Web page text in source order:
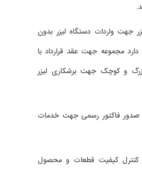
جهت واردات دستگاه لیزر بدون
مجموعه جهت عقد قرارداد با
و کوچک جهت برشکاری لیزر
صدور فاکتور رسمی جهت خدمات
کنترل کیفیت قطعات و محصول